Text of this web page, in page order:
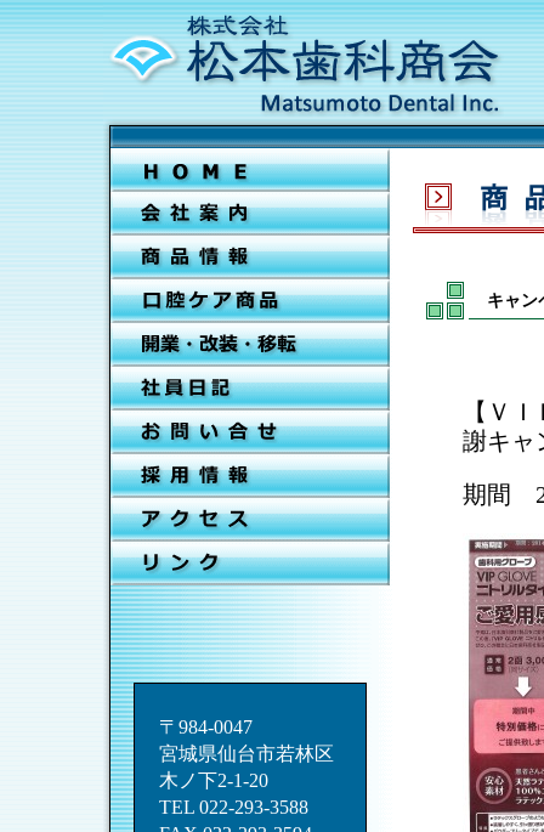
〒984-0047
宮城県仙台市若林区
木ノ下2-1-20
TEL 022-293-3588
キャン
【Ｖ
謝キャ
期間